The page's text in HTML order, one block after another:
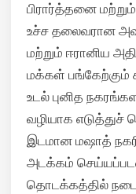
பிரார்த்தனை
உச்ச தலைவரான
மற்றும் ஈரானிய
மக்கள் பங்கேற்கும்
உடல் புனித
வழியாக எடுத்துச்
இடமான மஷாத்
அடக்கம்
தொடக்கத்தில்